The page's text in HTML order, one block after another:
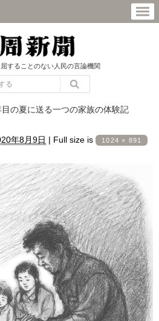
することのない人民の言論機関
の夏に送る一つの家族の体験記
年8月9日 | Full size is 1024 × 891